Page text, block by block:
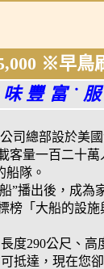
※早
豐富˙
司總部設於美
量一百二十
船隊。
”播出後，成為
榜「大船的設
度290公尺、
抵達，現在您